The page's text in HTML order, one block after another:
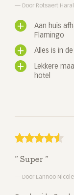
Door Rotsaert
Aan huis
Flamingo
Alles is in
Lekkere
hotel
Super
Door Lannoo